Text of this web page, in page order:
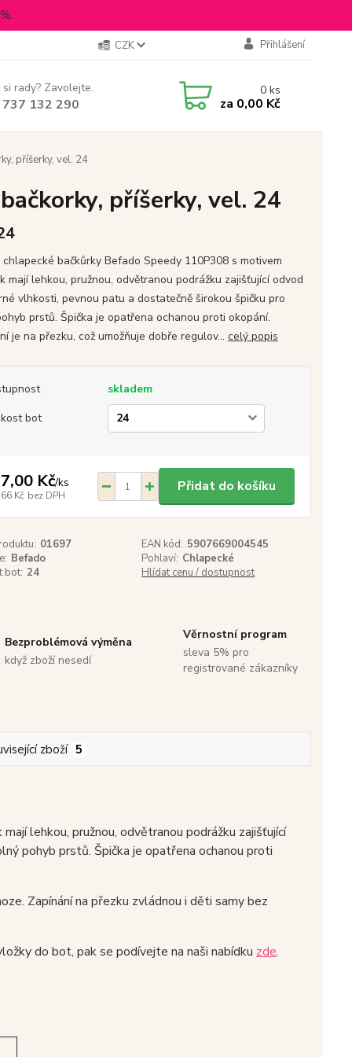
CZK Přihlášení
rady? Zavolejte.
132 290
0ks
za 0,00 Kč
příšerky, vel. 24
příšerky, vel. 24
bačkůrky Befado Speedy 110P308 s motivem
mají lehkou, pružnou, odvětranou podrážku zajišťující odvod
vlhkosti, pevnou patu a dostatečně širokou špičku pro
prstů. Špička je opatřena ochanou proti okopání.
je na přezku, což umožňuje dobře regulov... celý popis
skladem
bot
Kč/ks
Kč bez DPH
Přidat do košíku
01697 EAN kód: 5907669004545
Befado Pohlaví: Chlapecké
bot: 24 Hlídat cenu / dostupnost
Bezproblémová výměna
když zboží nesedí
Věrnostní program
sleva 5% pro
registrované zákazníky
zboží 5
lehkou, pružnou, odvětranou podrážku zajišťující
pohyb prstů. Špička je opatřena ochanou proti
Zapínání na přezku zvládnou i děti samy bez
do bot, pak se podívejte na naši nabídku zde.